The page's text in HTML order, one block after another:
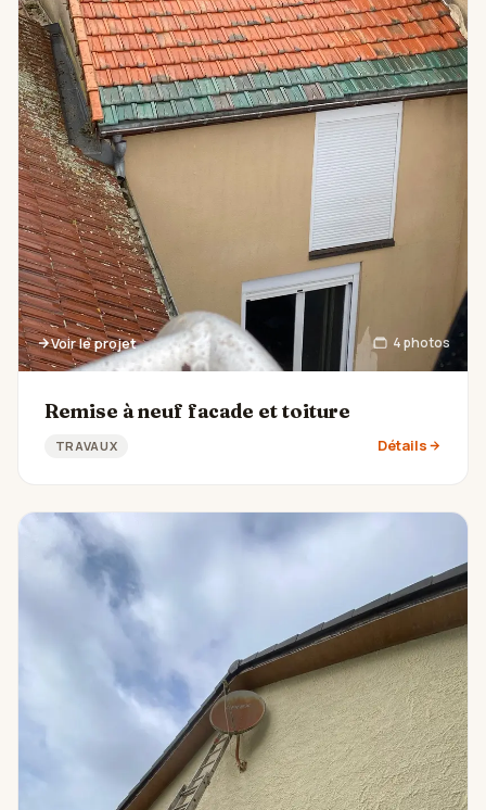
Voir le projet 4 photos
Remise à neuf facade et toiture
TRAVAUX Détails